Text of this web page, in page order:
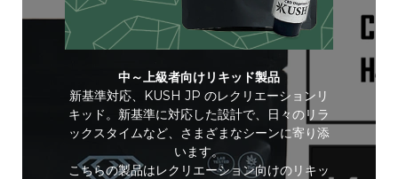
中～上級者向けリキッド製品
新基準対応、KUSH JP のレクリエーションリ
キッド。新基準に対応した設計で、日々のリラ
ックスタイムなど、さまざまなシーンに寄り添
います。
こちらの製品はレクリエーション向けのリキッ